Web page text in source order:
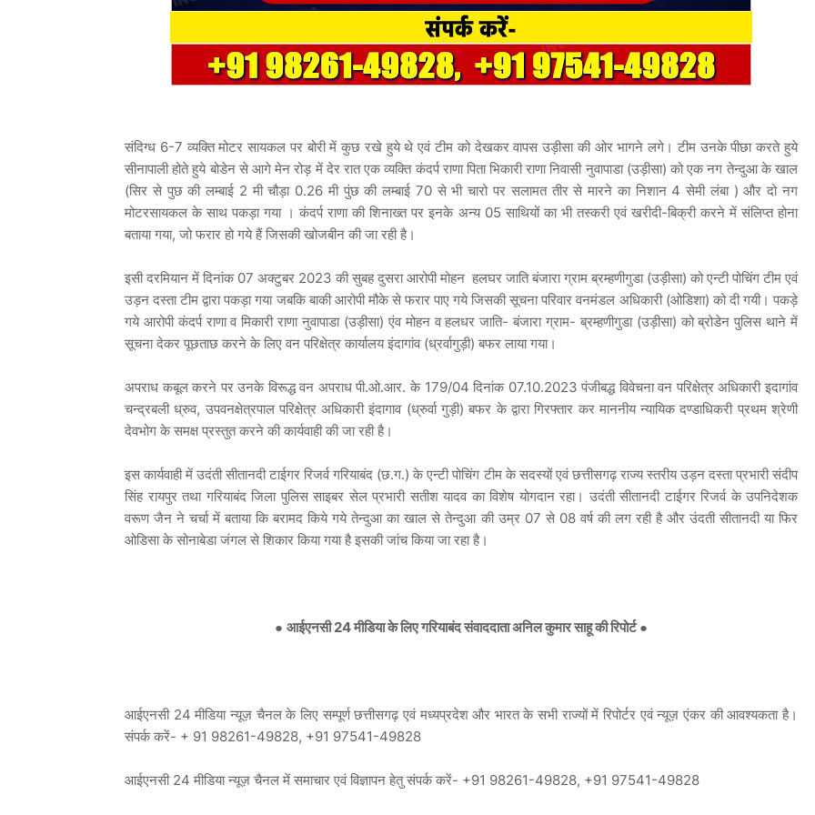
संदिग्ध 6-7 व्यक्ति मोटर सायकल पर बोरी में कुछ रखे हुये थे एवं टीम को देखकर वापस उड़ीसा की ओर भागने लगे। टीम उनके पीछा करते हुये
सीनापाली होते हुये बोडेन से आगे मेन रोड़ में देर रात एक व्यक्ति कंदर्प राणा पिता भिकारी राणा निवासी नुवापाडा (उड़ीसा) को एक नग तेन्दुआ के खाल
(सिर से पुछ की लम्बाई 2 मी चौड़ा 0.26 मी पुंछ की लम्बाई 70 से भी चारो पर सलामत तीर से मारने का निशान 4 सेमी लंबा ) और दो नग
मोटरसायकल के साथ पकड़ा गया । कंदर्प राणा की शिनाख्त पर इनके अन्य 05 साथियों का भी तस्करी एवं खरीदी-बिक्री करने में संलिप्त होना
बताया गया, जो फरार हो गये हैं जिसकी खोजबीन की जा रही है।
इसी दरमियान में दिनांक 07 अक्टुबर 2023 की सुबह दुसरा आरोपी मोहन हलघर जाति बंजारा ग्राम ब्रम्हणीगुडा (उड़ीसा) को एन्टी पोचिंग टीम एवं
उड़न दस्ता टीम द्वारा पकड़ा गया जबकि बाकी आरोपी मौके से फरार पाए गये जिसकी सूचना परिवार वनमंडल अधिकारी (ओडिशा) को दी गयी। पकड़े
गये आरोपी कंदर्प राणा व मिकारी राणा नुवापाडा (उड़ीसा) एंव मोहन व हलधर जाति- बंजारा ग्राम- ब्रम्हणीगुडा (उड़ीसा) को ब्रोडेन पुलिस थाने में
सूचना देकर पूछताछ करने के लिए वन परिक्षेत्र कार्यालय इंदागांव (ध्रर्वागुड़ी) बफर लाया गया।
अपराध कबूल करने पर उनके विरूद्ध वन अपराध पी.ओ.आर. के 179/04 दिनांक 07.10.2023 पंजीबद्ध विवेचना वन परिक्षेत्र अधिकारी इदागांव
चन्द्रबली ध्रुव, उपवनक्षेत्रपाल परिक्षेत्र अधिकारी इंदागाव (ध्रुर्वा गुड़ी) बफर के द्वारा गिरफ्तार कर माननीय न्यायिक दण्डाधिकरी प्रथम श्रेणी
देवभोग के समक्ष प्रस्तुत करने की कार्यवाही की जा रही है।
इस कार्यवाही में उदंती सीतानदी टाईगर रिजर्व गरियाबंद (छ.ग.) के एन्टी पोचिंग टीम के सदस्यों एवं छत्तीसगढ़ राज्य स्तरीय उड़न दस्ता प्रभारी संदीप
सिंह रायपुर तथा गरियाबंद जिला पुलिस साइबर सेल प्रभारी सतीश यादव का विशेष योगदान रहा। उदंती सीतानदी टाईगर रिजर्व के उपनिदेशक
वरूण जैन ने चर्चा में बताया कि बरामद किये गये तेन्दुआ का खाल से तेन्दुआ की उम्र 07 से 08 वर्ष की लग रही है और उंदती सीतानदी या फिर
ओडिसा के सोनाबेडा जंगल से शिकार किया गया है इसकी जांच किया जा रहा है।
● आईएनसी 24 मीडिया के लिए गरियाबंद संवाददाता अनिल कुमार साहू की रिपोर्ट ●
आईएनसी 24 मीडिया न्यूज़ चैनल के लिए सम्पूर्ण छत्तीसगढ़ एवं मध्यप्रदेश और भारत के सभी राज्यों में रिपोर्टर एवं न्यूज़ एंकर की आवश्यकता है।
संपर्क करें- + 91 98261-49828, +91 97541-49828
आईएनसी 24 मीडिया न्यूज़ चैनल में समाचार एवं विज्ञापन हेतु संपर्क करें- +91 98261-49828, +91 97541-49828